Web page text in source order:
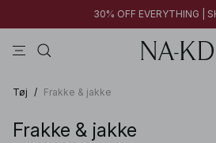
30% OFF EVERYTHING |
Tøj / Frakke & jakke
Frakke & jakke